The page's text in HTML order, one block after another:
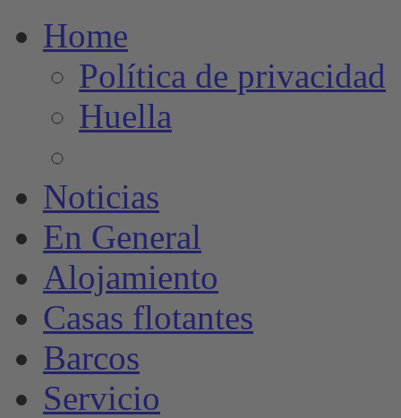
Home
Política de privacidad
Huella
Noticias
En General
Alojamiento
Casas flotantes
Barcos
Servicio